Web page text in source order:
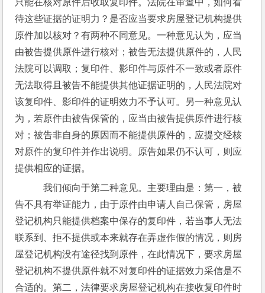
只能在核对原件后收取复印件。法院在审查中，如何看
待这些证据的证明力？是否应当要求房屋登记机构提供
原件加以核对？有两种不同意见。一种意见认为，应当
由被告提供原件进行核对；被告无法提供原件的，人民
法院可以调取；复印件、影印件与原件不一致或者原件
无法取得且被告不能提供其他证据证明的，人民法院对
该复印件、影印件的证明效力不予认可。另一种意见认
为，若原件由被告保管的，应当由被告提供原件进行核
对；被告非自身的原因而不能提供原件的，应提交经核
对原件的复印件并作出说明。原告如果仍不认可，则应
提供相应的证据。
我们倾向于第二种意见。主要理由是：第一，被
告不具有举证能力，由于原件由申请人自己保管，房屋
登记机构只能提供档案中保存的复印件，若当事人无法
联系到、拒不提供或本来就存在弄虚作假的情况，则房
屋登记机构没有途径找到原件，在此情况下，要求房屋
登记机构不提供原件就不对复印件的证据效力采信是不
合适的。第二，法律要求房屋登记机构在接收复印件时